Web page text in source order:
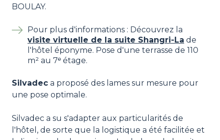
BOULAY.
Pour plus d'informations : Découvrez la
visite virtuelle de la suite Shangri-La de
l'hôtel éponyme. Pose d'une terrasse de 110
m² au 7ᵉ étage.
Silvadec a proposé des lames sur mesure pour
une pose optimale.
Silvadec a su s'adapter aux particularités de
l'hôtel, de sorte que la logistique a été facilitée et